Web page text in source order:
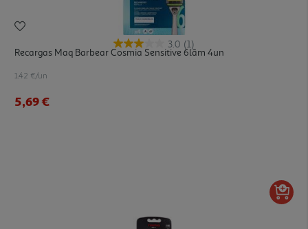
3.0 (1)
Recargas Maq Barbear Cosmia Sensitive 6lâm 4un
1.42 €/un
5,69 €